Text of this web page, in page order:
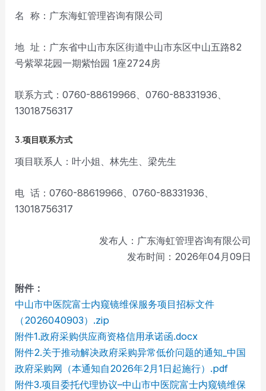
名 称：广东海虹管理咨询有限公司
地 址：广东省中山市东区街道中山市东区中山五路82
号紫翠花园一期紫怡园 1座2724房
联系方式：0760-88619966、0760-88331936、
13018756317
3.项目联系方式
项目联系人：叶小姐、林先生、梁先生
电 话：0760-88619966、0760-88331936、
13018756317
发布人：广东海虹管理咨询有限公司
发布时间：2026年04月09日
附件：
中山市中医院富士内窥镜维保服务项目招标文件
（2026040903）.zip
附件1.政府采购供应商资格信用承诺函.docx
附件2.关于推动解决政府采购异常低价问题的通知_中国
政府采购网（本通知自2026年2月1日起施行）.pdf
附件3.项目委托代理协议–中山市中医院富士内窥镜维保